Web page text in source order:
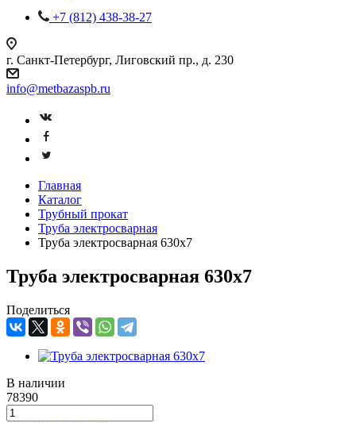
+7 (812) 438-38-27
г. Санкт-Петербург, Лиговский пр., д. 230
info@metbazaspb.ru
Главная
Каталог
Трубный прокат
Труба электросварная
Труба электросварная 630х7
Труба электросварная 630х7
Поделиться
В наличии
78390